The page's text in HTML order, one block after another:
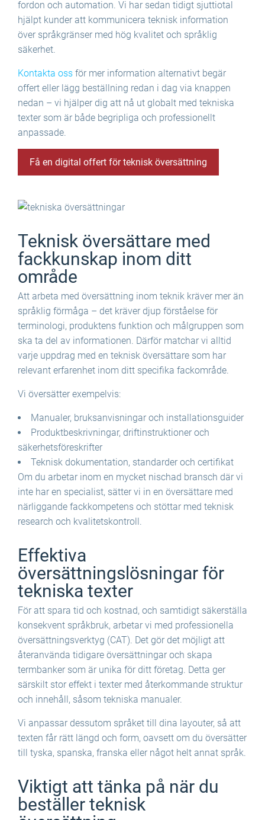
fordon och automation. Vi har sedan tidigt sjuttiotal
hjälpt kunder att kommunicera teknisk information
över språkgränser med hög kvalitet och språklig
säkerhet.
Kontakta oss för mer information alternativt begär
offert eller lägg beställning redan i dag via knappen
nedan – vi hjälper dig att nå ut globalt med tekniska
texter som är både begripliga och professionellt
anpassade.
Få en digital offert för teknisk översättning
Teknisk översättare med
fackkunskap inom ditt
område
Att arbeta med översättning inom teknik kräver mer än
språklig förmåga – det kräver djup förståelse för
terminologi, produktens funktion och målgruppen som
ska ta del av informationen. Därför matchar vi alltid
varje uppdrag med en teknisk översättare som har
relevant erfarenhet inom ditt specifika fackområde.
Vi översätter exempelvis:
Manualer, bruksanvisningar och installationsguider
Produktbeskrivningar, driftinstruktioner och
säkerhetsföreskrifter
Teknisk dokumentation, standarder och certifikat
Om du arbetar inom en mycket nischad bransch där vi
inte har en specialist, sätter vi in en översättare med
närliggande fackkompetens och stöttar med teknisk
research och kvalitetskontroll.
Effektiva
översättningslösningar för
tekniska texter
För att spara tid och kostnad, och samtidigt säkerställa
konsekvent språkbruk, arbetar vi med professionella
översättningsverktyg (CAT). Det gör det möjligt att
återanvända tidigare översättningar och skapa
termbanker som är unika för ditt företag. Detta ger
särskilt stor effekt i texter med återkommande struktur
och innehåll, såsom tekniska manualer.
Vi anpassar dessutom språket till dina layouter, så att
texten får rätt längd och form, oavsett om du översätter
till tyska, spanska, franska eller något helt annat språk.
Viktigt att tänka på när du
beställer teknisk